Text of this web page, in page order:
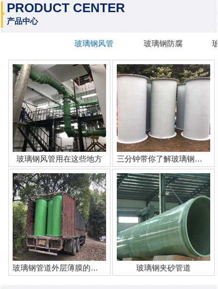
PRODUCT CENTER
产品中心
玻璃钢风管 玻璃钢防腐
玻璃钢风管用在这些地方 三分钟带你了解玻璃钢管道
玻璃钢管道外层薄膜的作用 玻璃钢夹砂管道